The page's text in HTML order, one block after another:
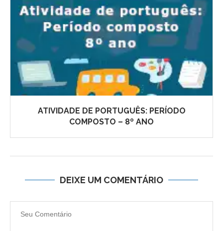
ATIVIDADE DE PORTUGUÊS: PERÍODO
COMPOSTO – 8º ANO
DEIXE UM COMENTÁRIO